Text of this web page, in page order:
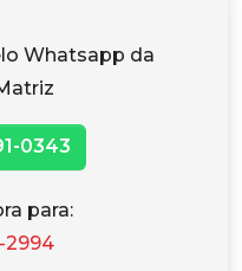
Whatsapp da
0343
para:
2994